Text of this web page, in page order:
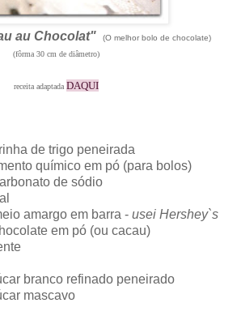
au Chocolat"
(O melhor bolo de chocolate)
(fôrma 30 cm de diâmetro)
receita adaptada DAQUI
de trigo peneirada
químico em pó (para bolos)
de sódio
amargo em barra - usei Hershey`s
em pó (ou cacau)
branco refinado peneirado
mascavo